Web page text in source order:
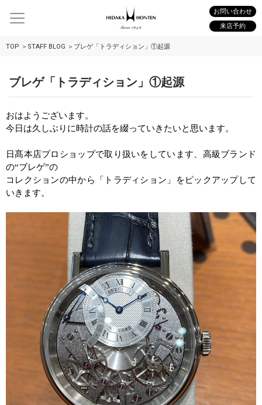
お問い合わせ
来店予約
TOP STAFF BLOG ブレゲ「トラディション」①起源
ブレゲ「トラディション」①起源
おはようございます。
今日は久しぶりに時計の話を綴っていきたいと思います。
日髙本店プロショップで取り扱いをしています、高級ブランド
の“ブレゲ”の
コレクションの中から「トラディション」をピックアップして
いきます。